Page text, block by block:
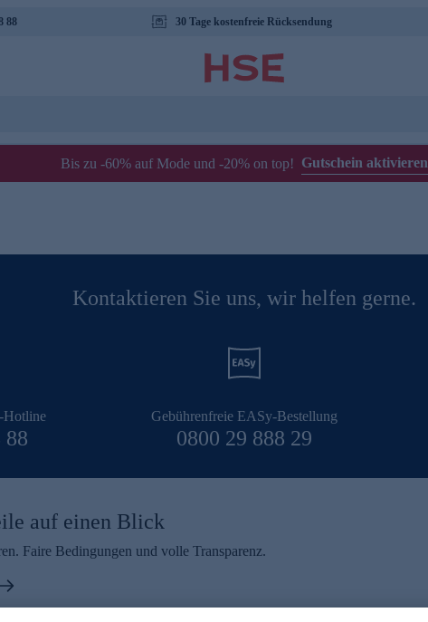
88 30 Tage kostenfreie Rücksendung
Bis zu -60% auf Mode und -20% on top! Gutschein aktivieren
Kontaktieren Sie uns, wir helfen gerne.
Hotline
88
Gebührenfreie EASy-Bestellung
0800 29 888 29
auf einen Blick
Faire Bedingungen und volle Transparenz.